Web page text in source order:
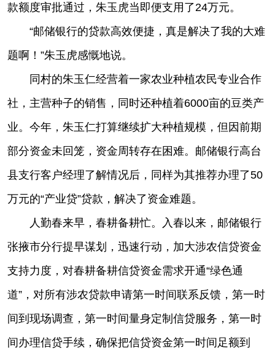
款额度审批通过，朱玉虎当即便支用了24万元。
“邮储银行的贷款高效便捷，真是解决了我的大难
题啊！”朱玉虎感慨地说。
同村的朱玉仁经营着一家农业种植农民专业合作
社，主营种子的销售，同时还种植着6000亩的豆类产
业。今年，朱玉仁打算继续扩大种植规模，但因前期
部分资金未回笼，资金周转存在困难。邮储银行高台
县支行客户经理了解情况后，同样为其推荐办理了50
万元的“产业贷”贷款，解决了资金难题。
人勤春来早，春耕备耕忙。入春以来，邮储银行
张掖市分行提早谋划，迅速行动，加大涉农信贷资金
支持力度，对春耕备耕信贷资金需求开通“绿色通
道”，对所有涉农贷款申请第一时间联系反馈，第一时
间到现场调查，第一时间量身定制信贷服务，第一时
间办理信贷手续，确保把信贷资金第一时间足额到